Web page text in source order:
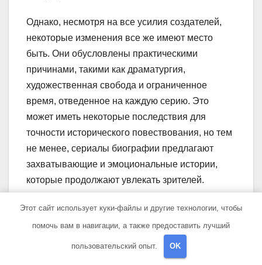
Однако, несмотря на все усилия создателей,
некоторые изменения все же имеют место
быть. Они обусловлены практическими
причинами, такими как драматургия,
художественная свобода и ограниченное
время, отведенное на каждую серию. Это
может иметь некоторые последствия для
точности исторического повествования, но тем
не менее, сериалы биографии предлагают
захватывающие и эмоциональные истории,
которые продолжают увлекать зрителей.
Таким образом, при просмотре сериалов,
основанных на реальных событиях, важно
принимать во внимание, что они являются
интерпретацией исторических фактов и не
Этот сайт использует куки-файлы и другие технологии, чтобы
помочь вам в навигации, а также предоставить лучший
пользовательский опыт. OK